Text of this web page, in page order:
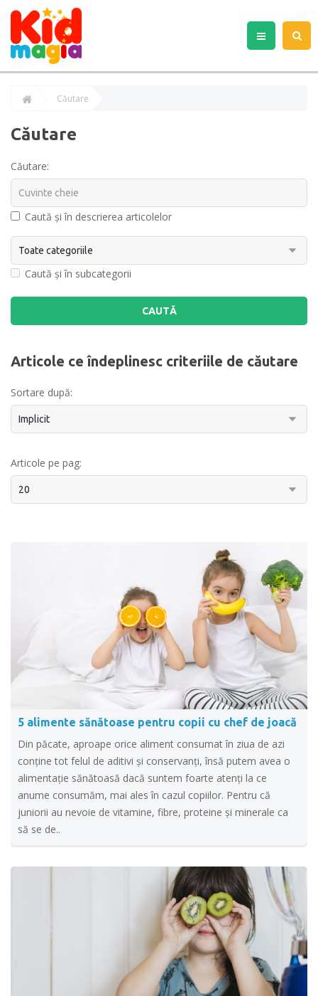
Căutare
Căutare
Căutare:
Caută și în descrierea articolelor
Caută și în subcategorii
Articole ce îndeplinesc criteriile de căutare
Sortare după:
Articole pe pag:
5 alimente sănătoase pentru copii cu chef de joacă
Din păcate, aproape orice aliment consumat în ziua de azi
conţine tot felul de aditivi şi conservanţi, însă putem avea o
alimentaţie sănătoasă dacă suntem foarte atenţi la ce
anume consumăm, mai ales în cazul copiilor. Pentru că
juniorii au nevoie de vitamine, fibre, proteine şi minerale ca
să se de..